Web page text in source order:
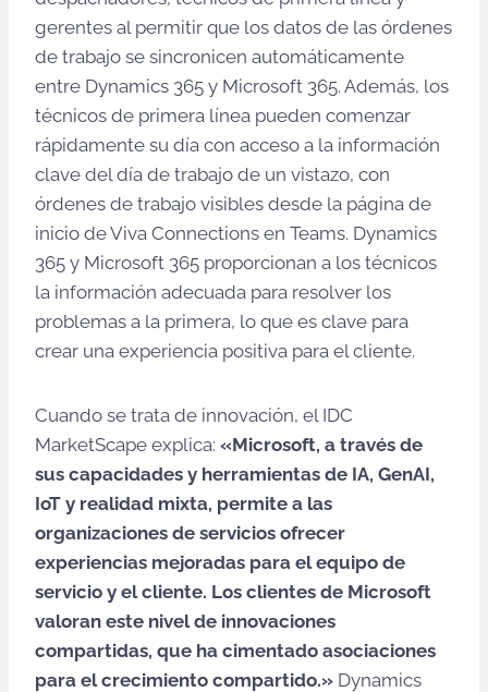
gerentes al permitir que los datos de las órdenes
de trabajo se sincronicen automáticamente
entre Dynamics 365 y Microsoft 365. Además, los
técnicos de primera línea pueden comenzar
rápidamente su día con acceso a la información
clave del día de trabajo de un vistazo, con
órdenes de trabajo visibles desde la página de
inicio de Viva Connections en Teams. Dynamics
365 y Microsoft 365 proporcionan a los técnicos
la información adecuada para resolver los
problemas a la primera, lo que es clave para
crear una experiencia positiva para el cliente.
Cuando se trata de innovación, el IDC
MarketScape explica: «Microsoft, a través de
sus capacidades y herramientas de IA, GenAI,
IoT y realidad mixta, permite a las
organizaciones de servicios ofrecer
experiencias mejoradas para el equipo de
servicio y el cliente. Los clientes de Microsoft
valoran este nivel de innovaciones
compartidas, que ha cimentado asociaciones
para el crecimiento compartido.» Dynamics